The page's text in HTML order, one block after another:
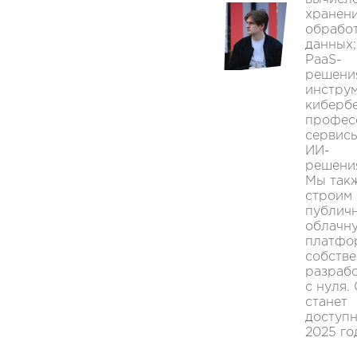
данных;
PaaS-
ИИ-
Мы
строим
с нуля.
станет
2025